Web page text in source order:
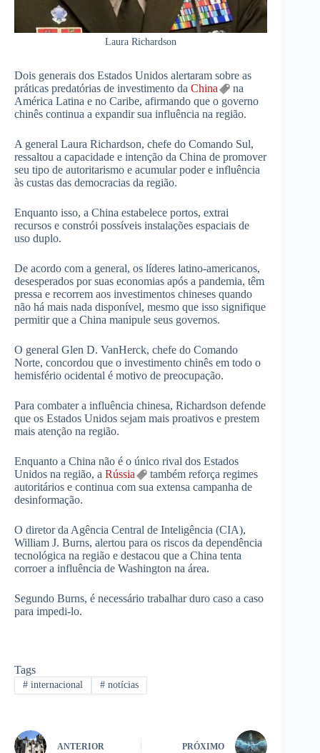
Laura Richardson
Dois generais dos Estados Unidos alertaram sobre as
práticas predatórias de investimento da China
na
América Latina e no Caribe, afirmando que o governo
chinês continua a expandir sua influência na região.
A general Laura Richardson, chefe do Comando Sul,
ressaltou a capacidade e intenção da China de promover
seu tipo de autoritarismo e acumular poder e influência
às custas das democracias da região.
Enquanto isso, a China estabelece portos, extrai
recursos e constrói possíveis instalações espaciais de
uso duplo.
De acordo com a general, os líderes latino-americanos,
desesperados por suas economias após a pandemia, têm
pressa e recorrem aos investimentos chineses quando
não há mais nada disponível, mesmo que isso signifique
permitir que a China manipule seus governos.
O general Glen D. VanHerck, chefe do Comando
Norte, concordou que o investimento chinês em todo o
hemisfério ocidental é motivo de preocupação.
Para combater a influência chinesa, Richardson defende
que os Estados Unidos sejam mais proativos e prestem
mais atenção na região.
Enquanto a China não é o único rival dos Estados
Unidos na região, a Rússia
também reforça regimes
autoritários e continua com sua extensa campanha de
desinformação.
O diretor da Agência Central de Inteligência (CIA),
William J. Burns, alertou para os riscos da dependência
tecnológica na região e destacou que a China tenta
corroer a influência de Washington na área.
Segundo Burns, é necessário trabalhar duro caso a caso
para impedi-lo.
Tags
#internacional #notícias
ANTERIOR PRÓXIMO